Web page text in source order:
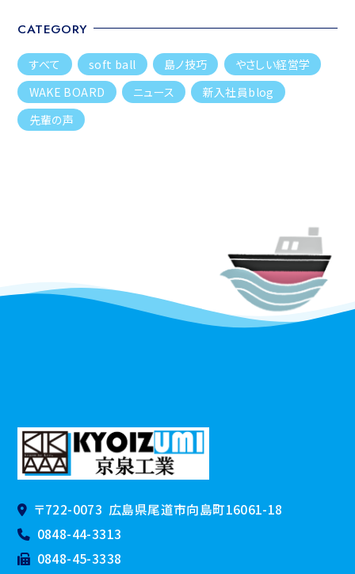
CATEGORY
すべて soft ball 島ノ技巧
やさしい経営学
WAKE BOARD
ニュース
新入社員blog
先輩の声
〒722-0073 広島県尾道市向島町16061-18
0848-44-3313
0848-45-3338